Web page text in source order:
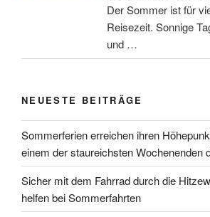
Der Sommer ist für
Reisezeit. Sonnige
und …
NEUESTE BEITRÄGE
Sommerferien erreichen ihren
einem der staureichsten Wochenenden
Sicher mit dem Fahrrad durch die
helfen bei Sommerfahrten